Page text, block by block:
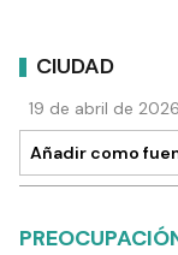
CIUDAD
19 de abril de
Añadir como